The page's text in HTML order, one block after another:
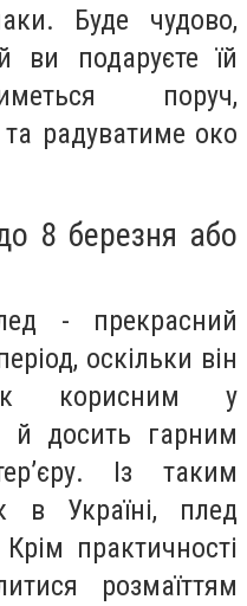
Буде чудово,
ви подаруєте їй
поруч,
радуватиме око
8 березня або
- прекрасний
оскільки він
корисним у
й досить гарним
Із таким
в Україні, плед
практичності
розмаїттям